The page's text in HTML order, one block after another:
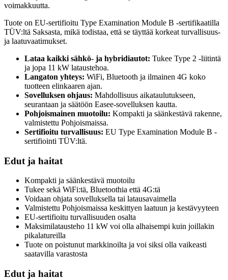
voimakkuutta.
Tuote on EU-sertifioitu Type Examination Module B -sertifikaatilla
TÜV:ltä Saksasta, mikä todistaa, että se täyttää korkeat turvallisuus-
ja laatuvaatimukset.
Lataa kaikki sähkö- ja hybridiautot: Tukee Type 2 -liitintä
ja jopa 11 kW lataustehoa.
Langaton yhteys: WiFi, Bluetooth ja ilmainen 4G koko
tuotteen elinkaaren ajan.
Sovelluksen ohjaus: Mahdollisuus aikataulutukseen,
seurantaan ja säätöön Easee-sovelluksen kautta.
Pohjoismainen muotoilu: Kompakti ja säänkestävä rakenne,
valmistettu Pohjoismaissa.
Sertifioitu turvallisuus: EU Type Examination Module B -
sertifiointi TÜV:ltä.
Edut ja haitat
Kompakti ja säänkestävä muotoilu
Tukee sekä WiFi:tä, Bluetoothia että 4G:tä
Voidaan ohjata sovelluksella tai latausavaimella
Valmistettu Pohjoismaissa keskittyen laatuun ja kestävyyteen
EU-sertifioitu turvallisuuden osalta
Maksimilatausteho 11 kW voi olla alhaisempi kuin joillakin
pikalatureilla
Tuote on poistunut markkinoilta ja voi siksi olla vaikeasti
saatavilla varastosta
Edut ja haitat